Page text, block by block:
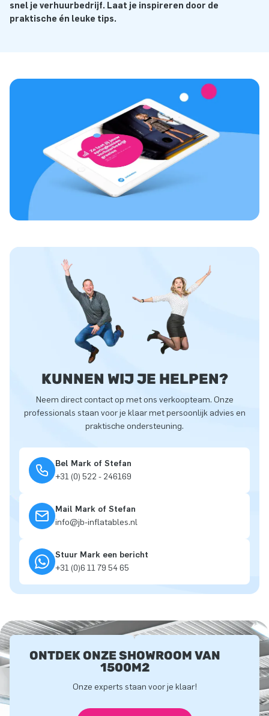
snel je verhuurbedrijf. Laat je inspireren door de
praktische én leuke tips.
KUNNEN WIJ JE HELPEN?
Neem direct contact op met ons verkoopteam. Onze
professionals staan voor je klaar met persoonlijk advies en
praktische ondersteuning.
Bel Mark of Stefan
+31 (0) 522 - 246169
Mail Mark of Stefan
info@jb-inflatables.nl
Stuur Mark een bericht
+31 (0)6 11 79 54 65
ONTDEK ONZE SHOWROOM VAN
1500M2
Onze experts staan voor je klaar!